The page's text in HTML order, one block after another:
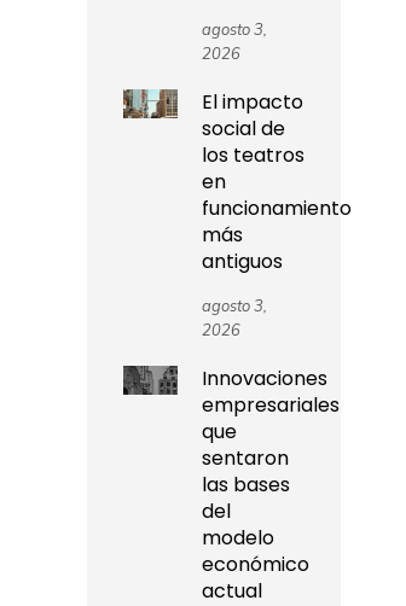
agosto 3,
2026
El impacto
social de
los teatros
en
funcionamiento
más
antiguos
agosto 3,
2026
Innovaciones
empresariales
que
sentaron
las bases
del
modelo
económico
actual